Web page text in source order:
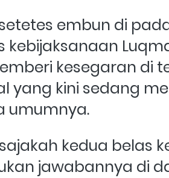
embun di
kebijaksanaan
kesegaran di
yang kini sedang
umumnya.
kedua belas
jawabannya di